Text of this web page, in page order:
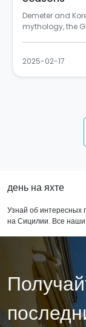
Si chiama
Street Art Cities
2025-02-10
день на яхте
Узнай об интересных
на Сицилии. Все
может быть
шкипером, который
день на борту яхты
отпуске!